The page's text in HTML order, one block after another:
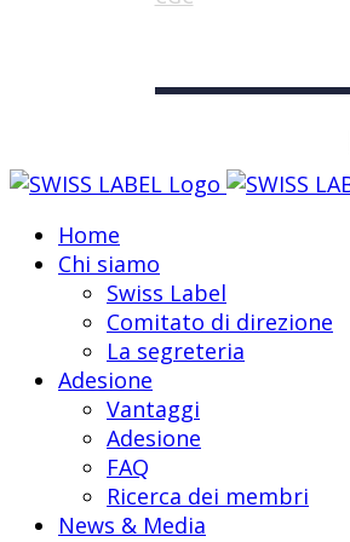
Home
Chi siamo
Swiss Label
Comitato di direzione
La segreteria
Adesione
Vantaggi
Adesione
FAQ
Ricerca dei membri
News & Media